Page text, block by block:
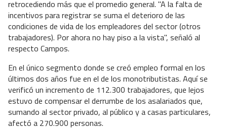
retrocediendo más que el promedio general. "A la falta de
incentivos para registrar se suma el deterioro de las
condiciones de vida de los empleadores del sector (otros
trabajadores). Por ahora no hay piso a la vista", señaló al
respecto Campos.
En el único segmento donde se creó empleo formal en los
últimos dos años fue en el de los monotributistas. Aquí se
verificó un incremento de 112.300 trabajadores, que lejos
estuvo de compensar el derrumbe de los asalariados que,
sumando al sector privado, al público y a casas particulares,
afectó a 270.900 personas.